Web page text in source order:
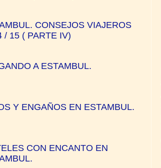
CONSEJOS VIAJEROS
/ 15 ( PARTE IV)
A ESTAMBUL.
Y ENGAÑOS EN ESTAMBUL.
CON ENCANTO EN